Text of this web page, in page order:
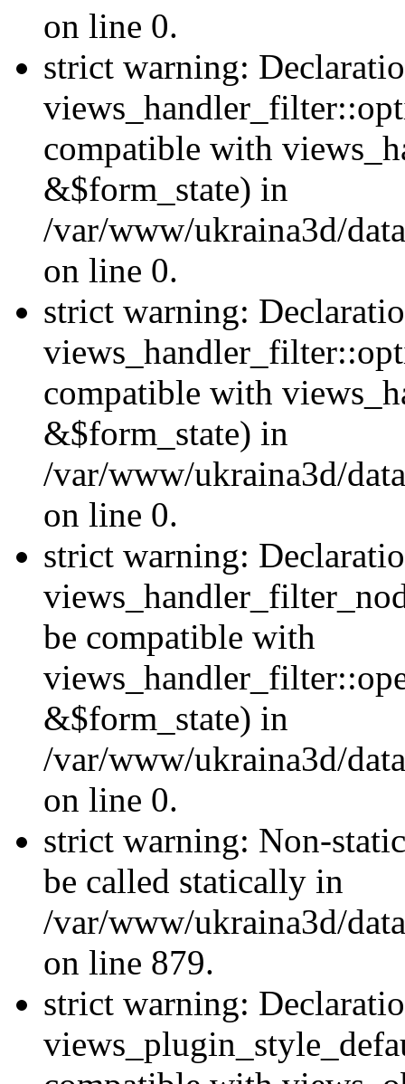
on line 0.
strict warning:
compatible with
&$form_state) in
/var/www/ukraina3d/
on line 0.
strict warning:
compatible with
&$form_state) in
/var/www/ukraina3d/
on line 0.
strict warning:
be compatible with
&$form_state) in
/var/www/ukraina3d/
on line 0.
strict warning: Non-
be called statically in
/var/www/ukraina3d/
on line 879.
strict warning: